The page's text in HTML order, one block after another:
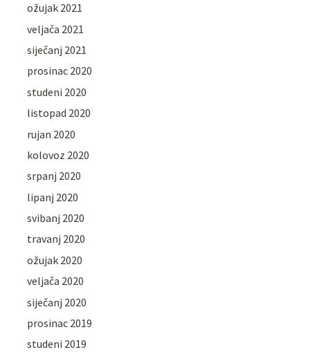
ožujak 2021
veljača 2021
siječanj 2021
prosinac 2020
studeni 2020
listopad 2020
rujan 2020
kolovoz 2020
srpanj 2020
lipanj 2020
svibanj 2020
travanj 2020
ožujak 2020
veljača 2020
siječanj 2020
prosinac 2019
studeni 2019